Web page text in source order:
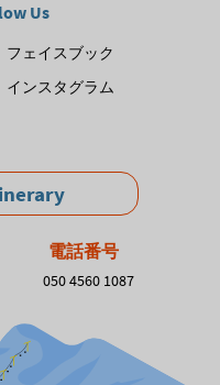
Us
フェイスブック
インスタグラム
電話番号
050 4560 1087